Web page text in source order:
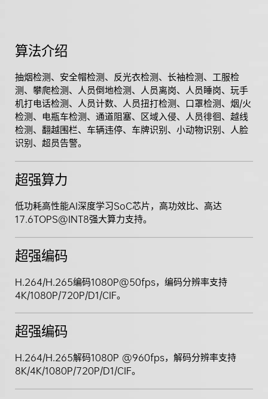
算法介绍
抽烟检测、安全帽检测、反光衣检测、长袖检测、工服检
测、攀爬检测、人员倒地检测、人员离岗、人员睡岗、玩手
机打电话检测、人员计数、人员扭打检测、口罩检测、烟/火
检测、电瓶车检测、通道阻塞、区域入侵、人员徘徊、越线
检测、翻越围栏、车辆违停、车牌识别、小动物识别、人脸
识别、超员告警。
超强算力
低功耗高性能AI深度学习SoC芯片，高功效比、高达
17.6TOPS@INT8强大算力支持。
超强编码
H.264/H.265编码1080P@50fps，编码分辨率支持
4K/1080P/720P/D1/CIF。
超强编码
H.264/H.265解码1080P @960fps，解码分辨率支持
8K/4K/1080P/720P/D1/CIF。